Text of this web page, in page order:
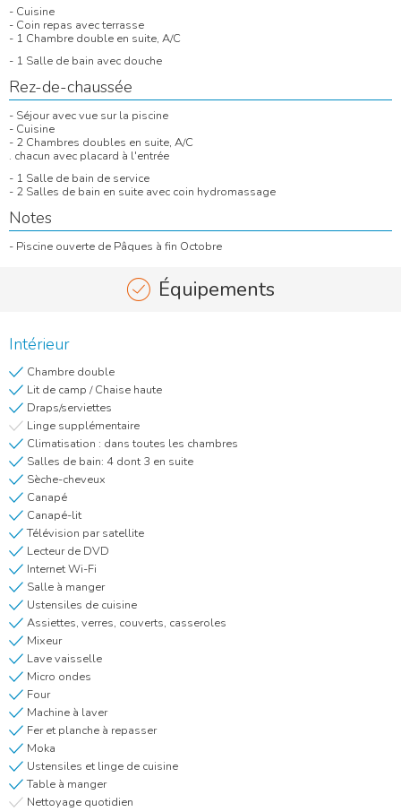
- Cuisine
- Coin repas avec terrasse
- 1 Chambre double en suite, A/C
- 1 Salle de bain avec douche
Rez-de-chaussée
- Séjour avec vue sur la piscine
- Cuisine
- 2 Chambres doubles en suite, A/C
. chacun avec placard à l'entrée
- 1 Salle de bain de service
- 2 Salles de bain en suite avec coin hydromassage
Notes
- Piscine ouverte de Pâques à fin Octobre
Équipements
Intérieur
Chambre double
Lit de camp / Chaise haute
Draps/serviettes
Linge supplémentaire
Climatisation : dans toutes les chambres
Salles de bain: 4 dont 3 en suite
Sèche-cheveux
Canapé
Canapé-lit
Télévision par satellite
Lecteur de DVD
Internet Wi-Fi
Salle à manger
Ustensiles de cuisine
Assiettes, verres, couverts, casseroles
Mixeur
Lave vaisselle
Micro ondes
Four
Machine à laver
Fer et planche à repasser
Moka
Ustensiles et linge de cuisine
Table à manger
Nettoyage quotidien